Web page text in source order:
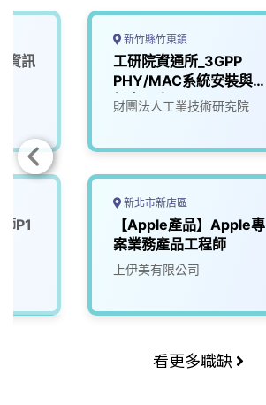
資訊
P1
新竹縣竹東鎮
工研院資通所_3GPP
PHY/MAC系統安裝與分
析實習生(M202)
財團法人工業技術研究院
新北市新店區
【Apple產品】Apple專
案業務產品工程師
上伊美有限公司
看更多職缺